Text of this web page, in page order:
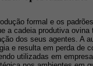
formal e os
a cadeia produtiva
dos seus agentes. A
e resulta em perda de
utilizadas em